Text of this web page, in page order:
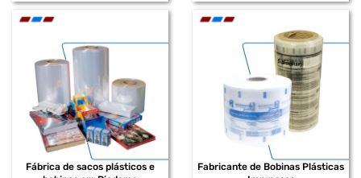
FABRICANTE DE EMBALAGENS PEAD
FABRICANTE DE BOBINAS PLÁSTICAS
FABRICANTE DE SACOS EM POLIETILENO DE ALTA DENSIDADE
FABRICANTE DE SACOS PLÁSTICOS EM POLIETILENO DE ALTA
DENSIDADE
FABRICANTE DE SACOS PEAD
Fábrica de sacos plásticos e
Fabricante de Bobinas Plásticas